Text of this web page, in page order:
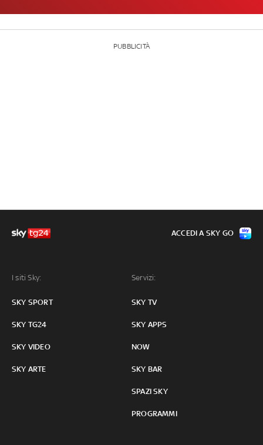
PUBBLICITÀ
I siti Sky:
SKY SPORT
SKY TG24
SKY VIDEO
SKY ARTE
Servizi:
SKY TV
SKY APPS
NOW
SKY BAR
SPAZI SKY
PROGRAMMI
ACCEDI A SKY GO